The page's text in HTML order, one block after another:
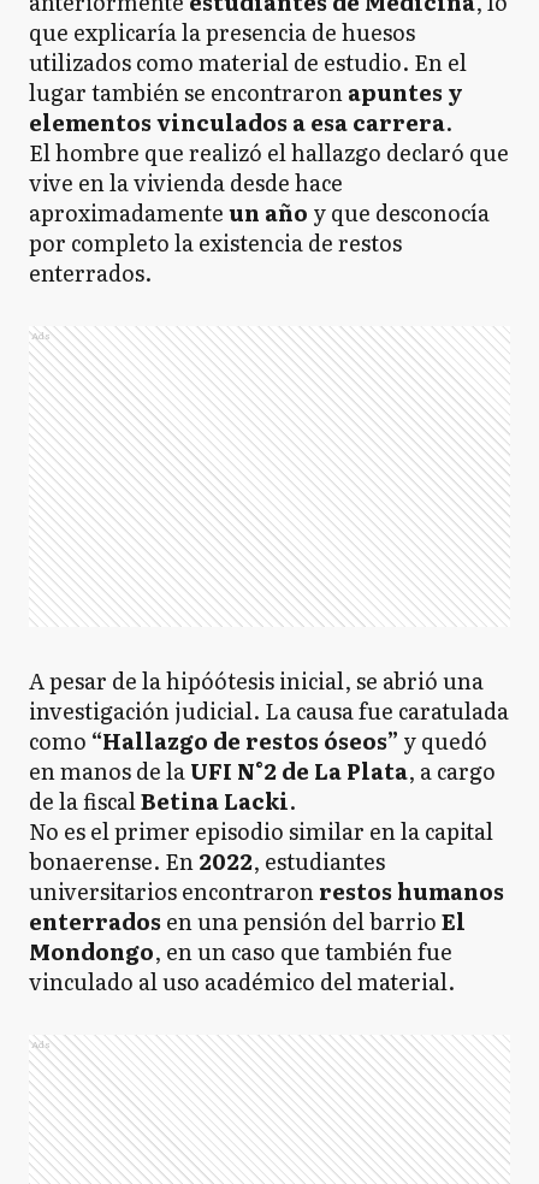
que explicaría la presencia de huesos
utilizados como material de estudio. En el
lugar también se encontraronapuntes y
elementos vinculados a esa carrera.
El hombre que realizó el hallazgo declaró que
vive en la vivienda desde hace
aproximadamenteun año y que desconocía
por completo la existencia de restos
enterrados.
Ads
A pesar de la hipóótesis inicial, se abrió una
investigación judicial. La causa fue caratulada
como “Hallazgo de restos óseos” y quedó
en manos de laUFI N°2 de La Plata, a cargo
de la fiscalBetina Lacki.
No es el primer episodio similar en la capital
bonaerense. En2022, estudiantes
universitarios encontraronrestos humanos
enterrados en una pensión del barrioEl
Mondongo, en un caso que también fue
vinculado al uso académico del material.
Ads